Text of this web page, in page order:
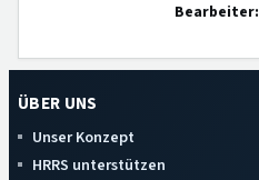
Bearbeiter:
ÜBER UNS
Unser Konzept
HRRS unterstützen